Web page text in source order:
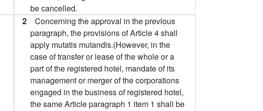
be cancelled.
2 Concerning the approval in the previous
paragraph, the provisions of Article 4 shall
apply mutatis mutandis.(However, in the
case of transfer or lease of the whole or a
part of the registered hotel, mandate of its
management or merger of the corporations
engaged in the business of registered hotel,
the same Article paragraph 1 item 1 shall be